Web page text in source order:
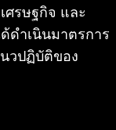
ศรษฐกิจ และ
ดำเนินมาตรการ
วปฏิบัติของ